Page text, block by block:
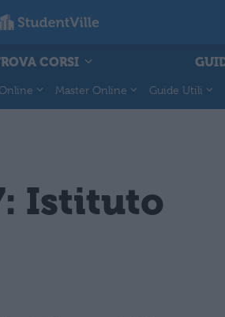
CORSI
Master Online Guide Utili
Istituto